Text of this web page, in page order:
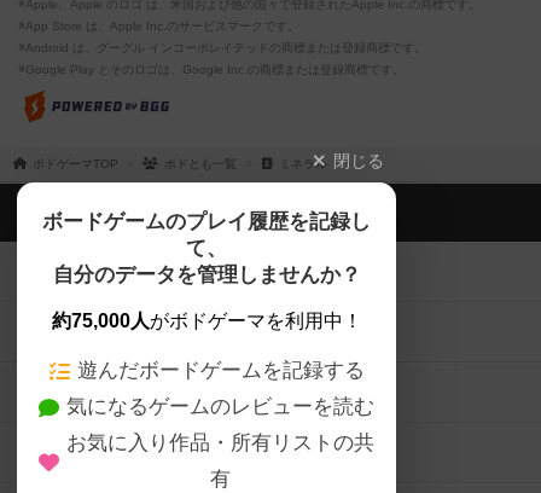
※Apple、Apple のロゴ は、米国および他の国々で登録されたApple Inc.の商標です。
※App Store は、Apple Inc.のサービスマークです。
※Android は、グーグル インコーポレイテッドの商標または登録商標です。
※Google Play とそのロゴは、Google Inc.の商標または登録商標です。
ボドゲーマTOP ボドとも一覧 ミネラル 閉じる
ボードゲームのプレイ履歴を記録し
て、
自分のデータを管理しませんか？
約75,000人がボドゲーマを利用中！
遊んだボードゲームを記録する
気になるゲームのレビューを読む
お気に入り作品・所有リストの共
有
ボドゲーマTOP
ボードゲームを検索する
ボードゲームの新着レビュー
ボードゲーム会情報
メカニクス特集